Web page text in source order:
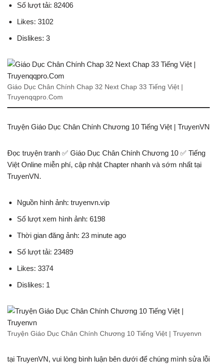
Số lượt tải: 82406
Likes: 3102
Dislikes: 3
Giáo Dục Chân Chính Chap 32 Next Chap 33 Tiếng Việt |
Truyenqqpro.Com
Truyện Giáo Dục Chân Chính Chương 10 Tiếng Việt | TruyenVN
Đọc truyện tranh ✅ Giáo Dục Chân Chính Chương 10 ✅ Tiếng
Việt Online miễn phí, cập nhật Chapter nhanh và sớm nhất tại
TruyenVN.
Nguồn hình ảnh: truyenvn.vip
Số lượt xem hình ảnh: 6198
Thời gian đăng ảnh: 23 minute ago
Số lượt tải: 23489
Likes: 3374
Dislikes: 1
Truyện Giáo Dục Chân Chính Chương 10 Tiếng Việt | Truyenvn
tại TruyenVN, vui lòng bình luận bên dưới để chúng mình sửa lỗi